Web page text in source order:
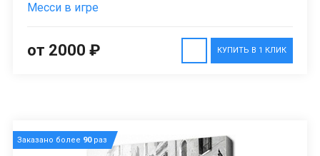
Месси в игре
КУПИТЬ В 1 КЛИК
от 2000 ₽
Заказано более 90раз